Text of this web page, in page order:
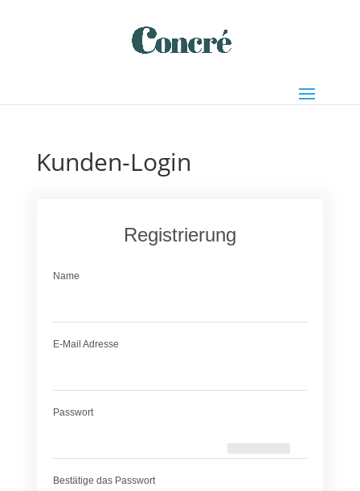
Kunden-Login
Registrierung
Name
E-Mail Adresse
Passwort
Bestätige das Passwort